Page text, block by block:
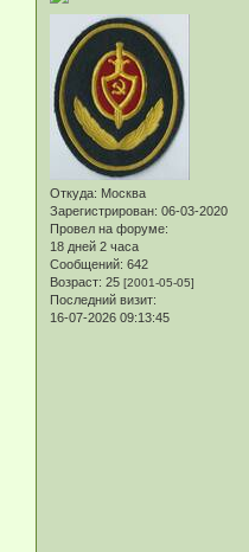
Откуда: Москва
Зарегистрирован: 06-03-2020
Провел на форуме:
18 дней 2 часа
Сообщений: 642
Возраст: 25 [2001-05-05]
Последний визит:
16-07-2026 09:13:45